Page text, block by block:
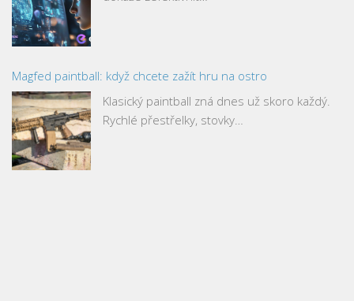
Magfed paintball: když chcete zažít hru na ostro
Klasický paintball zná dnes už skoro každý.
Rychlé přestřelky, stovky…